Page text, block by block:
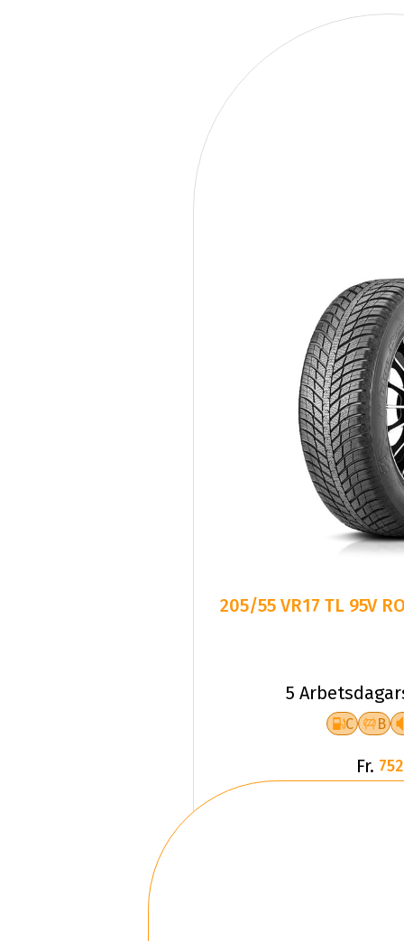
205/55 VR17 TL 95V
5
C B
Fr.